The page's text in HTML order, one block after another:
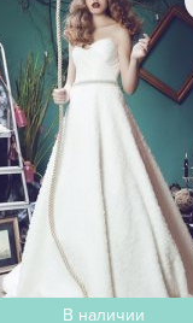
В наличии